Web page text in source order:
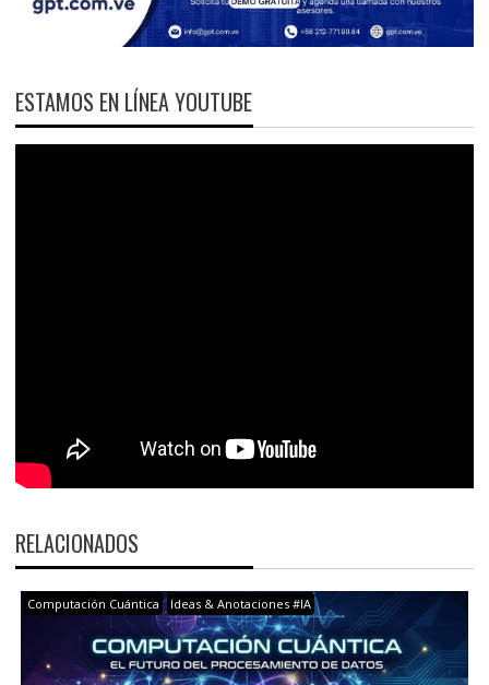
ESTAMOS EN LÍNEA YOUTUBE
RELACIONADOS
Computación Cuántica Ideas & Anotaciones #IA